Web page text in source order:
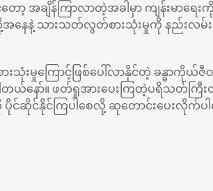
ော့ အချိန်ကြာလာတဲ့အခါမှာ ကျန်းမာရ
နေနဲ့ သားသတ်လွတ်စားသုံးမှုကို နည်းလမ်းစ
ကြောင့်ဖြစ်ပေါ်လာနိုင်တဲ့ ခန္ဓာကိုယ်ဇီ၀ဗ
နော်။ ဖတ်ရှုအားပေးကြတဲ့ပရိသတ်ကြီးတို့
င်ဆိုင်နိုင်ကြပါစေလို့ ဆုတောင်းပေးလိုက်ပ